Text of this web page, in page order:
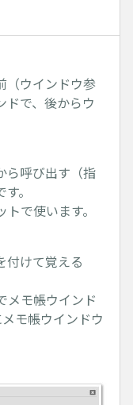
（ウインドウ参
ドで、後からウ
ら呼び出す（指
。
で使います。
けて覚える
メモ帳ウインド
モ帳ウインドウ